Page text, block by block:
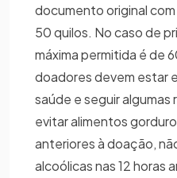
documento original
50 quilos. No caso de
máxima permitida é de
doadores devem estar
saúde e seguir
evitar alimentos
anteriores à doação,
alcoólicas nas 12 horas